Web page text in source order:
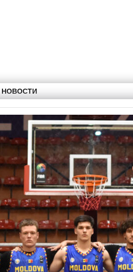
НОВОСТИ
EuroBasket 2026, Division C
Выберите Обзор Статистика Матч